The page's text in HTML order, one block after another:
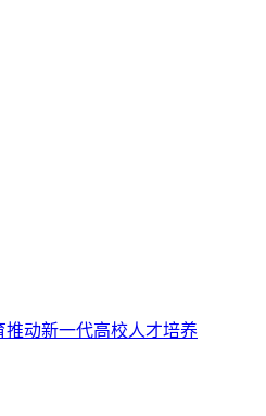
动新一代高校人才培养